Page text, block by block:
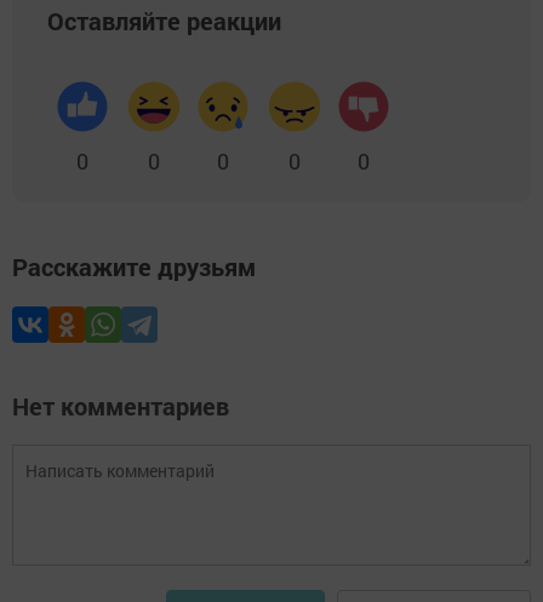
Оставляйте реакции
0 0 0 0 0
Расскажите друзьям
Нет комментариев